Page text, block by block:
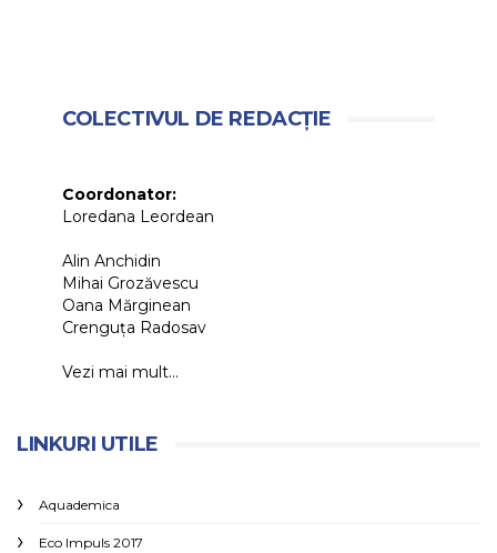
COLECTIVUL DE REDACȚIE
Coordonator:
Loredana Leordean
Alin Anchidin
Mihai Grozăvescu
Oana Mărginean
Crenguța Radosav
Vezi mai mult...
LINKURI UTILE
Aquademica
Eco Impuls 2017